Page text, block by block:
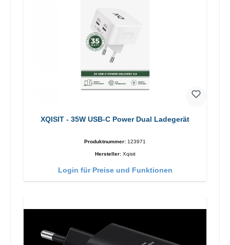
XQISIT - 35W USB-C Power Dual Ladegerät
Produktnummer: 123971
Hersteller: Xqisit
Login für Preise und Funktionen